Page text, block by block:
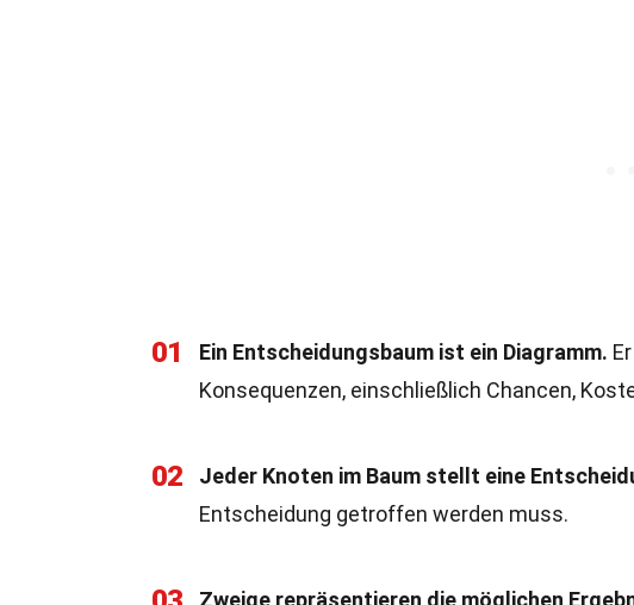
01 Ein Entscheidungsbaum ist ein Diagramm.
Konsequenzen, einschließlich Chancen,
02 Jeder Knoten im Baum stellt eine
Entscheidung getroffen werden muss.
Zweige repräsentieren die möglichen